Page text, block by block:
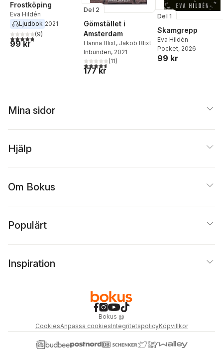
Frostköping
Eva Hildén
Ljudbok 2021
4,8utav 5 stjärnor. Totalt antal röster:
(9)
99 kr
Del 2
Gömstället i
Amsterdam
Hanna Blixt, Jakob Blixt
Inbunden, 2021
4,6utav 5 stjärnor. Totalt antal röster:
(11)
177 kr
Del 1
Skamgrepp
Eva Hildén
Pocket, 2026
99 kr
Mina sidor
Hjälp
Om Bokus
Populärt
Inspiration
Bokus @
CookiesAnpassa cookiesIntegritetspolicyKöpvillkor